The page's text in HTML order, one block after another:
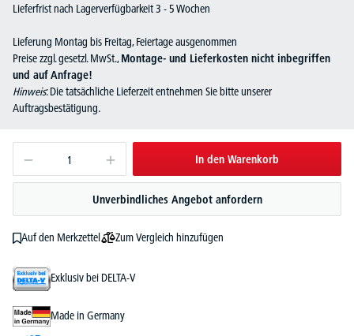
Lieferfrist nach Lagerverfügbarkeit 3 - 5 Wochen
Lieferung Montag bis Freitag, Feiertage ausgenommen
Preise zzgl. gesetzl. MwSt.,Montage- und Lieferkosten nicht inbegriffen
und auf Anfrage!
Hinweis: Die tatsächliche Lieferzeit entnehmen Sie bitte unserer
Auftragsbestätigung.
In den Warenkorb
Unverbindliches Angebot anfordern
Auf den Merkzettel Zum Vergleich hinzufügen
Exklusiv bei DELTA-V
Made in Germany